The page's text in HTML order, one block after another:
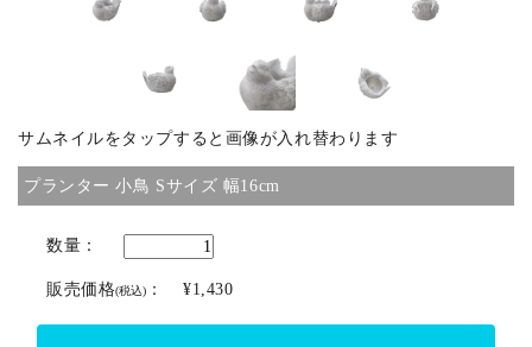
素材
ブランド
サムネイルをタップすると画像が入れ替わります
プランター 小鳥 Sサイズ 幅16cm
数量：
販売価格(税込) ： ¥1,430